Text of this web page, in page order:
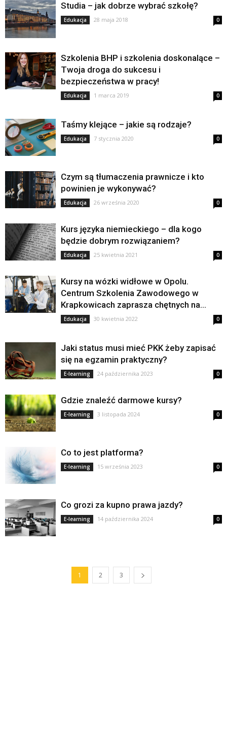
Studia – jak dobrze wybrać szkołę?
Edukacja 28 maja 2018 0
Szkolenia BHP i szkolenia doskonalące –
Twoja droga do sukcesu i
bezpieczeństwa w pracy!
Edukacja 1 marca 2019 0
Taśmy klejące – jakie są rodzaje?
Edukacja 7 stycznia 2020 0
Czym są tłumaczenia prawnicze i kto
powinien je wykonywać?
Edukacja 26 września 2020 0
Kurs języka niemieckiego – dla kogo
będzie dobrym rozwiązaniem?
Edukacja 25 kwietnia 2021 0
Kursy na wózki widłowe w Opolu.
Centrum Szkolenia Zawodowego w
Krapkowicach zaprasza chętnych na...
Edukacja 30 kwietnia 2022 0
Jaki status musi mieć PKK żeby zapisać
się na egzamin praktyczny?
E-learning 24 października 2023 0
Gdzie znaleźć darmowe kursy?
E-learning 3 listopada 2024 0
Co to jest platforma?
E-learning 15 września 2023 0
Co grozi za kupno prawa jazdy?
E-learning 14 października 2024 0
1 2 3